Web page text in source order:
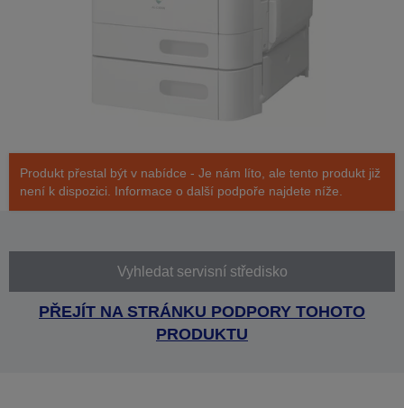
Produkt přestal být v nabídce - Je nám líto, ale tento produkt již
není k dispozici. Informace o další podpoře najdete níže.
Vyhledat servisní středisko
PŘEJÍT NA STRÁNKU PODPORY TOHOTO
PRODUKTU